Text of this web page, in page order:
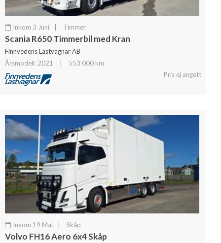
Inkom 3 Juni Timmer
Scania R650 Timmerbil med Kran
Finnvedens Lastvagnar AB
Årsmodell: 2021
553 000 km
Pris ej angett
Inkom 19 Maj Skåp
Volvo FH16 Aero 6x4 Skåp